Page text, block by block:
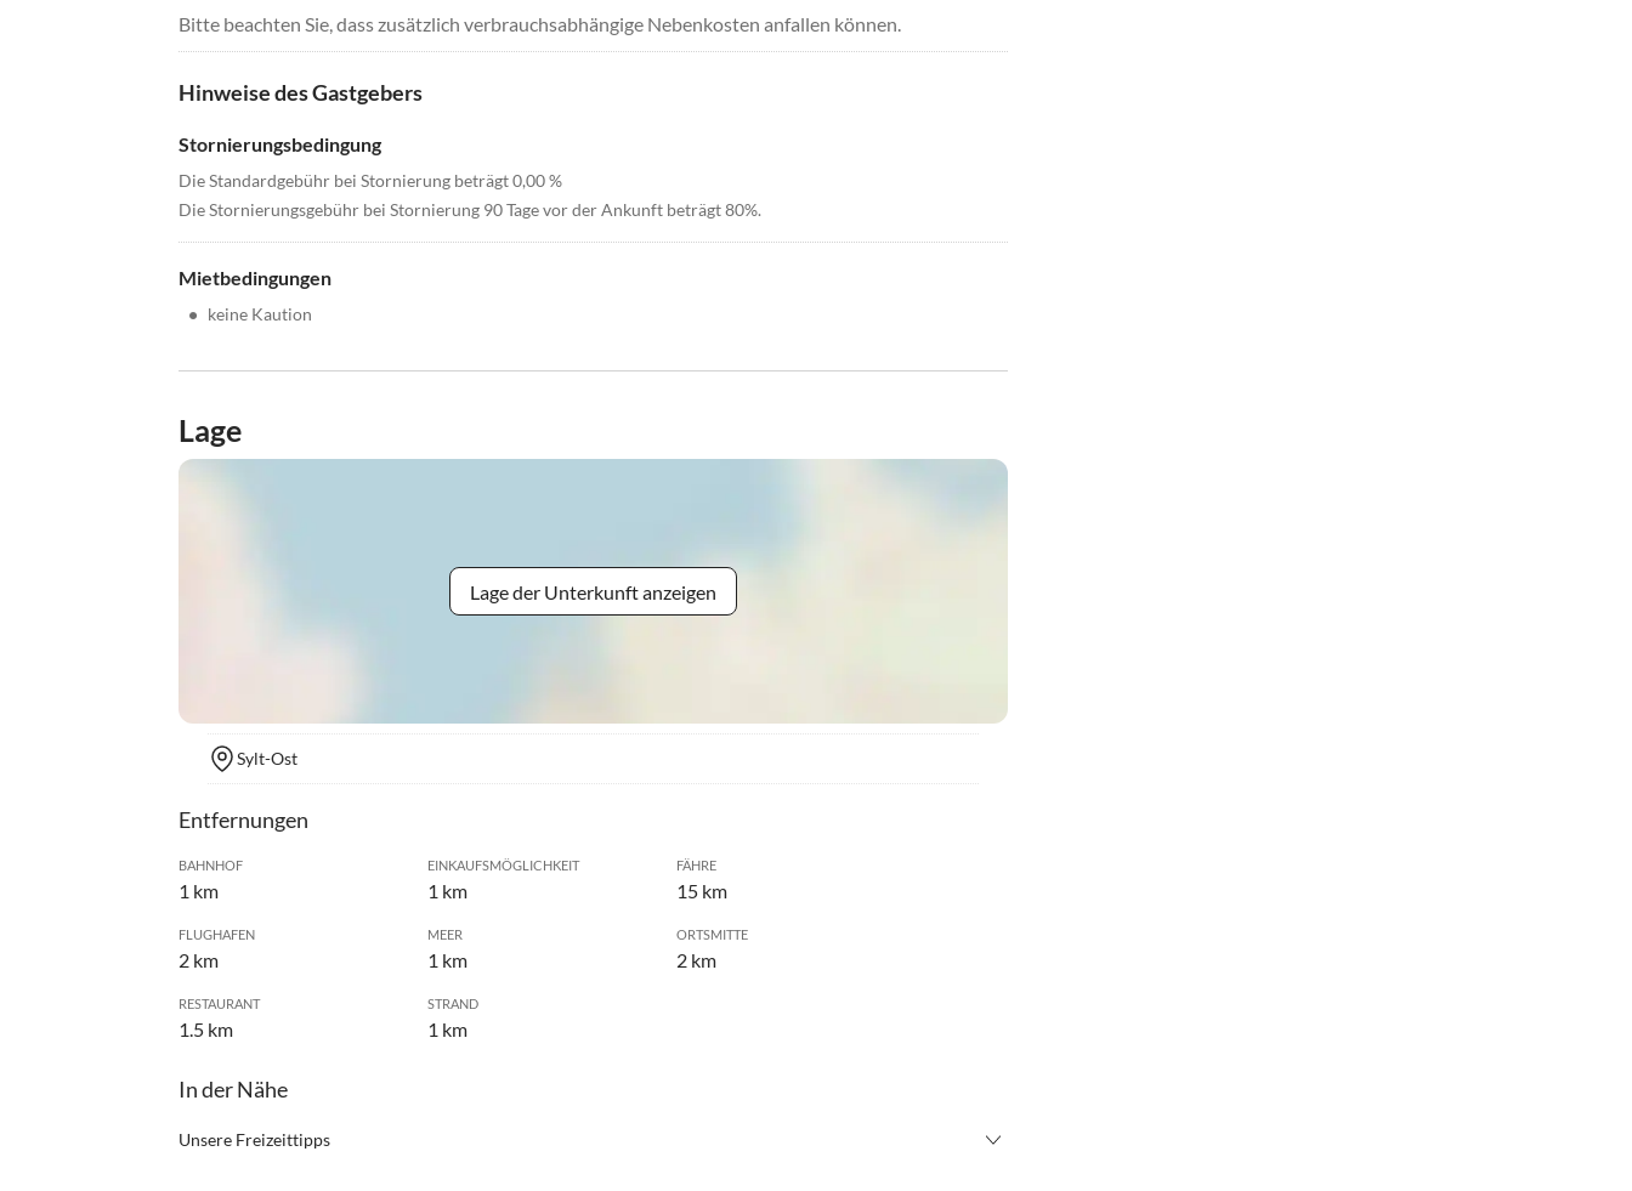
Bitte beachten Sie, dass zusätzlich verbrauchsabhängige Nebenkosten anfallen können.
Hinweise des Gastgebers
Stornierungsbedingung
Die Standardgebühr bei Stornierung beträgt 0,00 %
Die Stornierungsgebühr bei Stornierung 90 Tage vor der Ankunft beträgt 80%.
Mietbedingungen
• keine Kaution
Lage
Lage der Unterkunft anzeigen
Sylt-Ost
Entfernungen
BAHNHOF
1 km
EINKAUFSMÖGLICHKEIT
1 km
FÄHRE
15 km
FLUGHAFEN
2 km
MEER
1 km
ORTSMITTE
2 km
RESTAURANT
1.5 km
STRAND
1 km
In der Nähe
Unsere Freizeittipps